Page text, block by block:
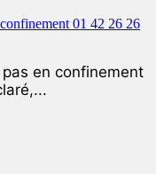
en confinement